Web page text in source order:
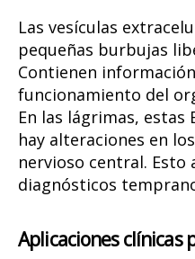
Las vesículas
pequeñas burbujas
Contienen
funcionamiento del
En las lágrimas, estas
hay alteraciones en
nervioso central. Esto
diagnósticos
Aplicaciones clínicas